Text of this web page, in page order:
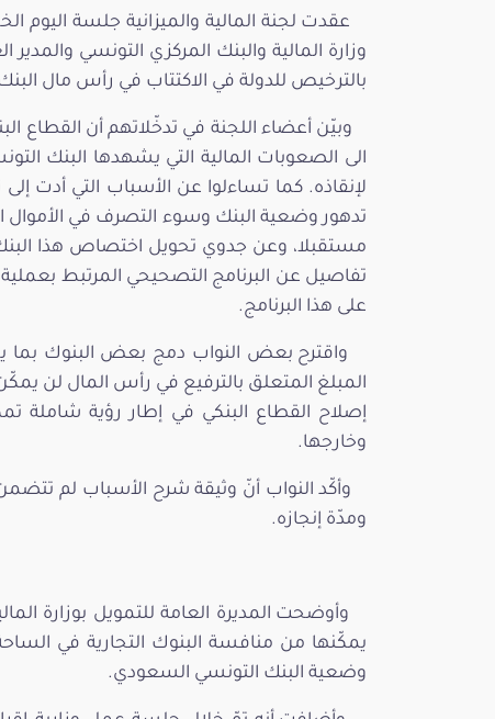
وزارة المالية والبنك المركزي التونسي
بالترخيص للدولة في الاكتتاب في رأس مال
وبيّن أعضاء اللجنة في تدخّلاتهم أن القطاع
الى الصعوبات المالية التي يشهدها البنك
لإنقاذه. كما تساءلوا عن الأسباب التي أدت
تدهور وضعية البنك وسوء التصرف في
مستقبلا، وعن جدوي تحويل اختصاص هذا
تفاصيل عن البرنامج التصحيحي المرتبط
على هذا البرنامج.
واقترح بعض النواب دمج بعض البنوك بما
المبلغ المتعلق بالترفيع في رأس المال لن
إصلاح القطاع البنكي في إطار رؤية شاملة
وخارجها.
وأكّد النواب أنّ وثيقة شرح الأسباب لم
ومدّة إنجازه.
وأوضحت المديرة العامة للتمويل بوزارة
يمكّنها من منافسة البنوك التجارية في
وضعية البنك التونسي السعودي.